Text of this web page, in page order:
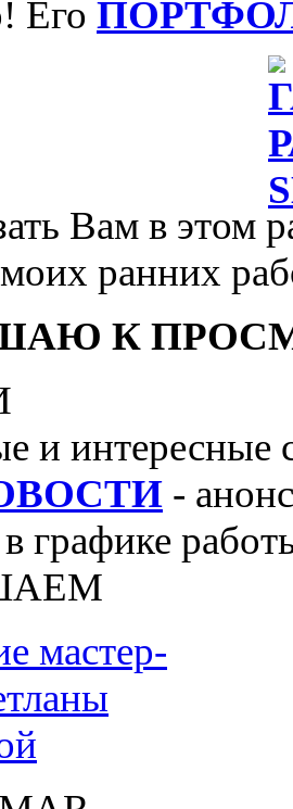
Его
Вам в этом
ранних
К
и интересные
-
графике